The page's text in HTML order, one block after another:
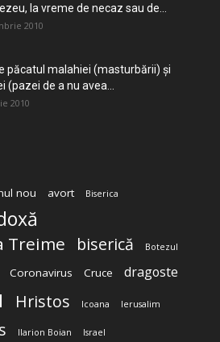
la vreme de necaz sau de...
2010
păcatul malahiei (masturbării) şi
(pazei de a nu avea...
2010
nou avort Biserica
Treime biserică Botezul
Coronavirus Cruce dragoste
Hristos Icoana Ierusalim
Ilarion Boian Israel